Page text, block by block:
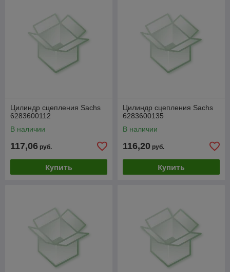
Цилиндр сцепления Sachs
6283600112
В наличии
117,06 руб.
Купить
Цилиндр сцепления Sachs
6283600135
В наличии
116,20 руб.
Купить